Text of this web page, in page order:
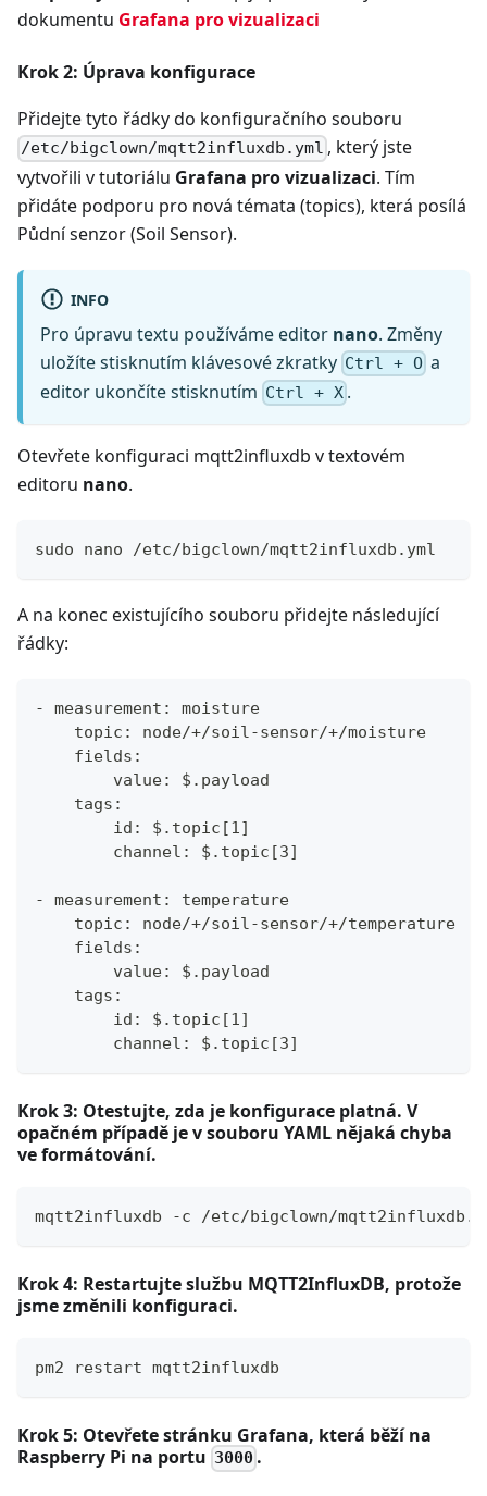
dokumentu Grafana pro vizualizaci
Krok 2: Úprava konfigurace
Přidejte tyto řádky do konfiguračního souboru
/etc/bigclown/mqtt2influxdb.yml , který jste
vytvořili v tutoriálu Grafana pro vizualizaci. Tím
přidáte podporu pro nová témata (topics), která posílá
Půdní senzor (Soil Sensor).
INFO
Pro úpravu textu používáme editor nano. Změny
uložíte stisknutím klávesové zkratky Ctrl + O a
editor ukončíte stisknutím Ctrl + X .
Otevřete konfiguraci mqtt2influxdb v textovém
editoru nano.
sudo nano /etc/bigclown/mqtt2influxdb.yml
A na konec existujícího souboru přidejte následující
řádky:
- measurement: moisture
    topic: node/+/soil-sensor/+/moisture
    fields:
        value: $.payload
    tags:
        id: $.topic[1]
        channel: $.topic[3]
- measurement: temperature
    topic: node/+/soil-sensor/+/temperature
    fields:
        value: $.payload
    tags:
        id: $.topic[1]
        channel: $.topic[3]
Krok 3: Otestujte, zda je konfigurace platná. V
opačném případě je v souboru YAML nějaká chyba
ve formátování.
mqtt2influxdb -c /etc/bigclown/
Krok 4: Restartujte službu MQTT2InfluxDB, protože
jsme změnili konfiguraci.
pm2 restart mqtt2influxdb
Krok 5: Otevřete stránku Grafana, která běží na
Raspberry Pi na portu 3000 .